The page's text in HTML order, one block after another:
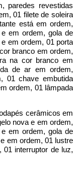
paredes revestidas
01 filete de soleira
está em ordem,
em ordem, gola de
em ordem, 01 porta
branco em ordem,
na cor branco em
de ar em ordem,
01 chave embutida
ordem, 01 lâmpada
cerâmicos em
nova e em ordem,
em ordem, gola de
em ordem, 01 lustre
01 interruptor de luz,